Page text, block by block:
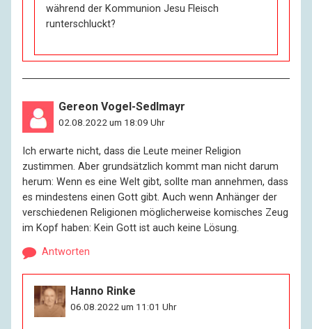
während der Kommunion Jesu Fleisch
runterschluckt?
Gereon Vogel-Sedlmayr
02.08.2022 um 18:09 Uhr
Ich erwarte nicht, dass die Leute meiner Religion
zustimmen. Aber grundsätzlich kommt man nicht darum
herum: Wenn es eine Welt gibt, sollte man annehmen, dass
es mindestens einen Gott gibt. Auch wenn Anhänger der
verschiedenen Religionen möglicherweise komisches Zeug
im Kopf haben: Kein Gott ist auch keine Lösung.
Antworten
Hanno Rinke
06.08.2022 um 11:01 Uhr